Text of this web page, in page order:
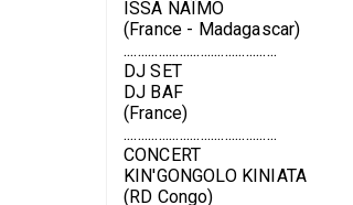
ISSA NAÏMO
(France - Madagascar)
............................................
DJ SET
DJ BAF
(France)
............................................
CONCERT
KIN'GONGOLO KINIATA
(RD Congo)